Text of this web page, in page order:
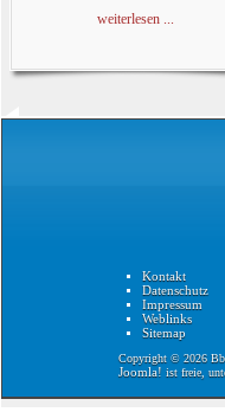
weiterlesen ...
Kontakt
Datenschutz
Impressum
Weblinks
Sitemap
Copyright © 2026
Joomla! ist freie,